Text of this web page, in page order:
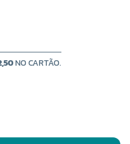
NO CARTÃO.